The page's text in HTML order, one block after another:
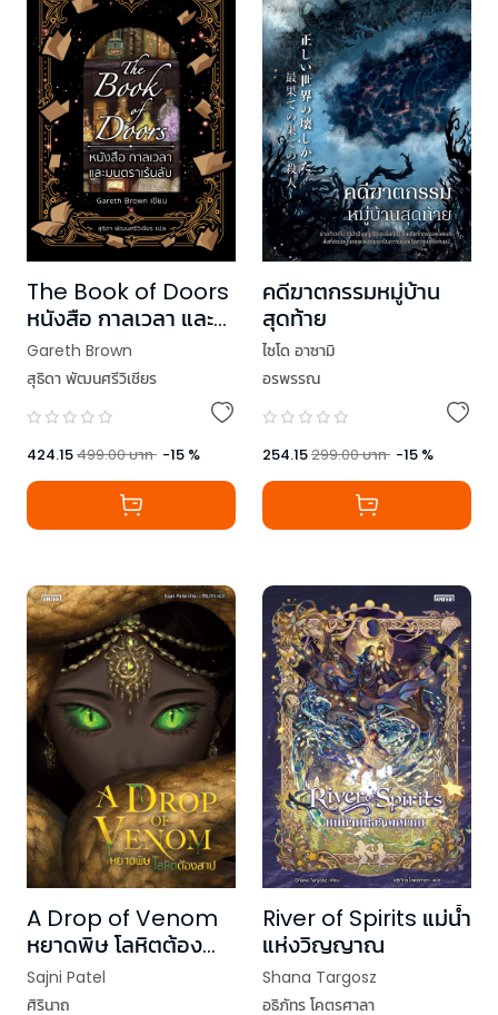
The Book of Doors
หนังสือ กาลเวลา และ
มนตราเร้นลับ
Gareth Brown
สุธิดา พัฒนศรีวิเชียร
424.15499.00บาท -15 %
คดีฆาตกรรมหมู่บ้าน
สุดท้าย
ไซโด อาซามิ
อรพรรณ
254.15299.00บาท -15 %
A Drop of Venom
หยาดพิษ โลหิตต้อง
สาป
Sajni Patel
ศิรินาถ
River of Spirits แม่น้ำ
แห่งวิญญาณ
Shana Targosz
อธิภัทร โคตรศาลา